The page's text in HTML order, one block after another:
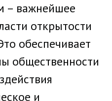
– важнейшее
открытости
обеспечивает
общественности
и